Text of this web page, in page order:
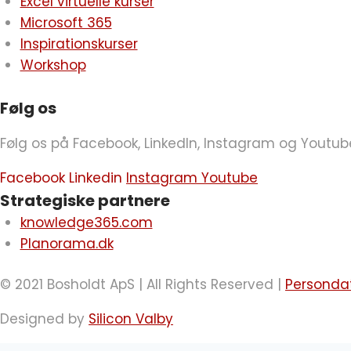
Microsoft 365
Inspirationskurser
Workshop
Følg os
Følg os på Facebook, LinkedIn, Instagram og
Facebook Linkedin Instagram Youtube
Strategiske partnere
knowledge365.com
Planorama.dk
© 2021 Bosholdt ApS | All Rights Reserved |
Designed by Silicon Valby